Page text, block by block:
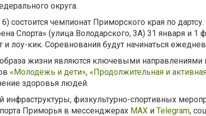
округа.
чемпионат Приморского края по
Спорта» (улица Володарского, 3А) 31 января и 1
лоу-кик. Соревнования будут начинаться
жизни являются ключевыми
«Молодёжь и дети», «Продолжительная и
здоровья людей.
физкультурно-спортивных
Приморья в мессенджерах MAX и Telegram,